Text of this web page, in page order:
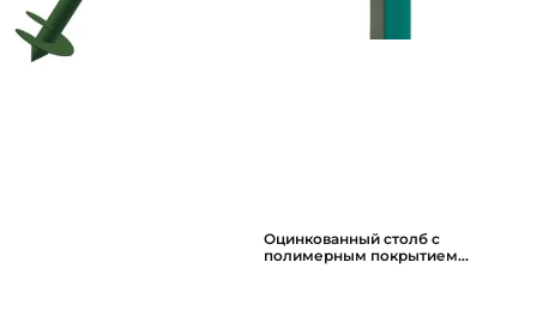
Оцинкованный столб с
полимерным покрытием